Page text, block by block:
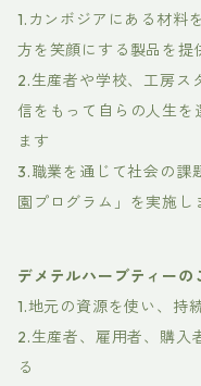
1.カンボジアにある材料
方を笑顔にする製品を提
2.生産者や学校、工房ス
信をもって自らの人生を
ます
3.職業を通じて社会の課
園プログラム」を実施し
デメテルハーブティーの
1.地元の資源を使い、持
2.生産者、雇用者、購入
る